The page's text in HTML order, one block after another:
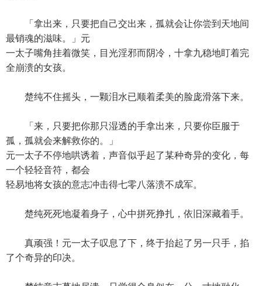
「拿出来，只要把自己交出来，孤就会让你尝到天地间
最销魂的滋味。」元
一太子嘴角挂着微笑，目光淫邪而阴冷，十拿九稳地盯着完
全崩溃的女孩。
楚纯不住摇头，一颗泪水已顺着柔美的脸庞滑落下来。
「来，只要把你那只湿透的手拿出来，只要你臣服于
孤，孤就会来解救你的。」
元一太子不停地哄诱着，声音似乎起了某种奇异的变化，每
一个轻轻音符，都会
轻易地将女孩的意志冲击得七零八落溃不成军。
楚纯死死地凝着身子，心中拼死挣扎，依旧深藏着手。
真顽强！元一太子叹息了下，终于抬起了另一只手，掐
了个奇异的印决。